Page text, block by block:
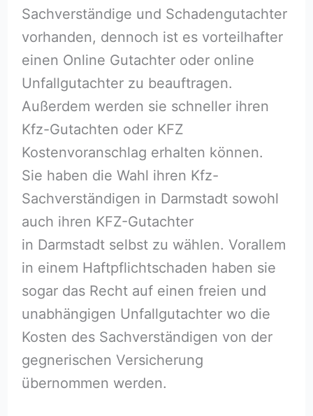
Sachverständige und Schadengutachter
vorhanden, dennoch ist es vorteilhafter
einen Online Gutachter oder online
Unfallgutachter zu beauftragen.
Außerdem werden sie schneller ihren
Kfz-Gutachten oder KFZ
Kostenvoranschlag erhalten können.
Sie haben die Wahl ihren Kfz-
Sachverständigen in Darmstadt sowohl
auch ihren KFZ-Gutachter
in Darmstadt selbst zu wählen. Vorallem
in einem Haftpflichtschaden haben sie
sogar das Recht auf einen freien und
unabhängigen Unfallgutachter wo die
Kosten des Sachverständigen von der
gegnerischen Versicherung
übernommen werden.